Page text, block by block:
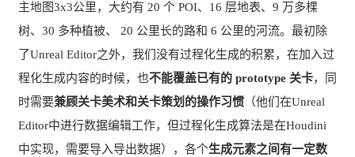
主地图3x3公里，大约有 20 个 POI、16 层地表、9 万多棵
树、30 多种植被、 20 公里长的路和 6 公里的河流。最初除
了Unreal Editor之外，我们没有过程化生成的积累，在加入过
程化生成内容的时候，也不能覆盖已有的 prototype 关卡，同
时需要兼顾关卡美术和关卡策划的操作习惯 （他们在Unreal
Editor中进行数据编辑工作，但过程化生成算法是在Houdini
中实现，需要导入导出数据），各个生成元素之间有一定数